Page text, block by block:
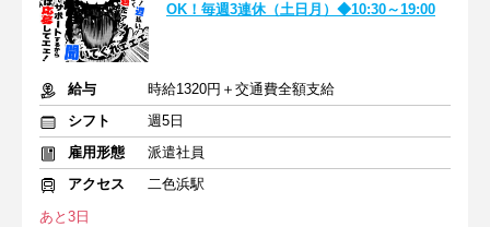
OK！毎週3連休（土日月）◆10:30～19:00
給与
時給1320円＋交通費全額支給
シフト
週5日
雇用形態
派遣社員
アクセス
二色浜駅
あと3日